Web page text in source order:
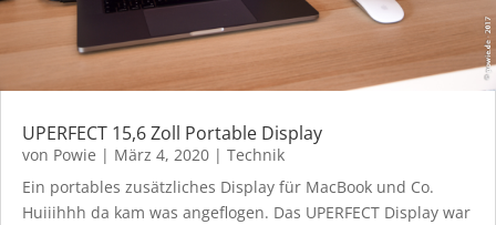
UPERFECT 15,6 Zoll Portable Display
von Powie | März 4, 2020 | Technik
Ein portables zusätzliches Display für MacBook und Co.
Huiiihhh da kam was angeflogen. Das UPERFECT Display war